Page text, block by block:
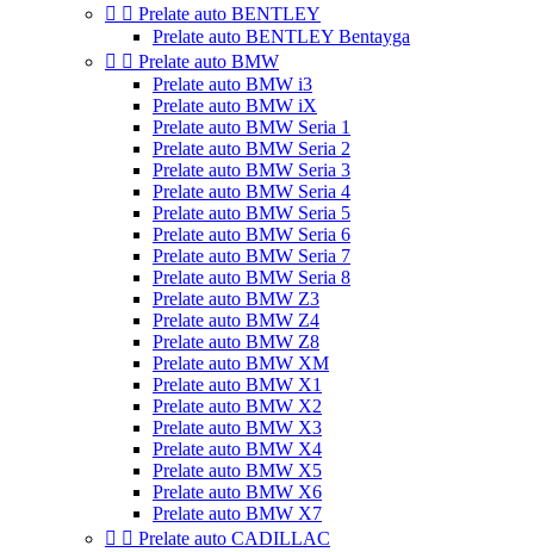
  Prelate auto BENTLEY
Prelate auto BENTLEY Bentayga
  Prelate auto BMW
Prelate auto BMW i3
Prelate auto BMW iX
Prelate auto BMW Seria 1
Prelate auto BMW Seria 2
Prelate auto BMW Seria 3
Prelate auto BMW Seria 4
Prelate auto BMW Seria 5
Prelate auto BMW Seria 6
Prelate auto BMW Seria 7
Prelate auto BMW Seria 8
Prelate auto BMW Z3
Prelate auto BMW Z4
Prelate auto BMW Z8
Prelate auto BMW XM
Prelate auto BMW X1
Prelate auto BMW X2
Prelate auto BMW X3
Prelate auto BMW X4
Prelate auto BMW X5
Prelate auto BMW X6
Prelate auto BMW X7
  Prelate auto CADILLAC